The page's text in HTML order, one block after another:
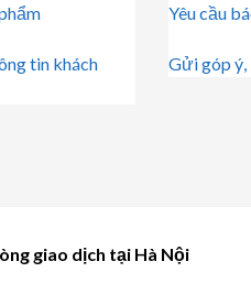
tin khách
Yêu cầu
Gửi góp ý,
giao dịch tại Hà Nội